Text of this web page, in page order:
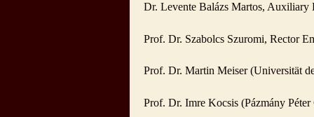
Dr. Levente Balázs Martos, Auxiliary
Prof. Dr. Szabolcs Szuromi, Rector
Prof. Dr. Martin Meiser (Universität
Prof. Dr. Imre Kocsis (Pázmány